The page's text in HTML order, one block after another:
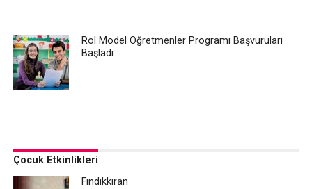
Rol Model Öğretmenler Programı Başvuruları
Başladı
Çocuk Etkinlikleri
Fındıkkıran